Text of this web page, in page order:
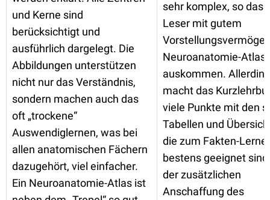
und Kerne sind
berücksichtigt und
ausführlich dargelegt. Die
Abbildungen unterstützen
nicht nur das Verständnis,
sondern machen auch das
oft „trockene“
Auswendiglernen, was bei
allen anatomischen Fächern
dazugehört, viel einfacher.
Ein Neuroanatomie-Atlas ist
sehr komplex, so
Leser mit gutem
Neuroanatomie-Atlas
auskommen.
macht das
viele Punkte mit den
Tabellen und
die zum Fakten-
bestens geeignet
der zusätzlichen
Anschaffung des